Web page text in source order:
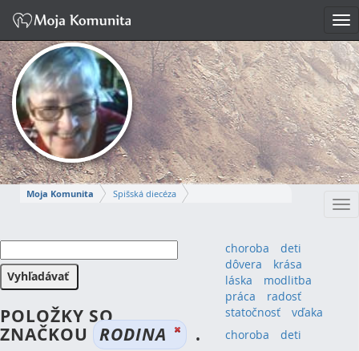
Moja Komunita
Spišská diecéza
MÁRIA-IRMA
Napísať správu
POLOŽKY SO
ZNAČKOU RODINA .
choroba
deti
dôvera
krása
láska
modlitba
práca
radosť
statočnosť
vďaka
choroba (4)deti